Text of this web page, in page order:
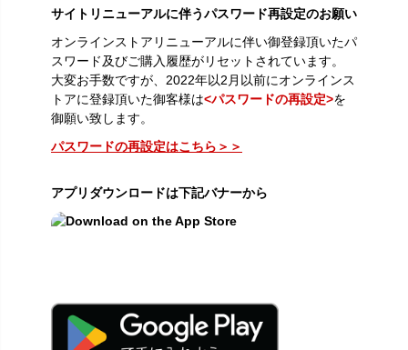
サイトリニューアルに伴うパスワード再設定のお願い
オンラインストアリニューアルに伴い御登録頂いたパ
スワード及びご購入履歴がリセットされています。
大変お手数ですが、2022年以2月以前にオンラインス
トアに登録頂いた御客様は<パスワードの再設定>を
御願い致します。
パスワードの再設定はこちら＞＞
アプリダウンロードは下記バナーから